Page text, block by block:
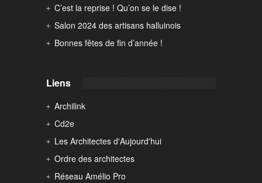
C’est la reprise ! Qu’on se le dise !
Salon 2024 des artisans halluinois
Bonnes fêtes de fin d’année !
Liens
Archilink
Cd2e
Les Architectes d'Aujourd'hui
Ordre des architectes
Réseau Amélio Pro